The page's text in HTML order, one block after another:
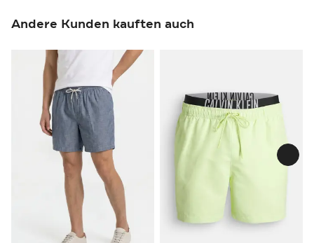
Andere Kunden kauften auch